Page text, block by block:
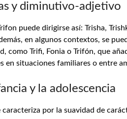
y diminutivo-adjetivo
puede dirigirse así: Trisha,
en algunos contextos, se
como Trifi, Fonia o Trifón, que
en situaciones familiares o entre
y la adolescencia
por la suavidad de